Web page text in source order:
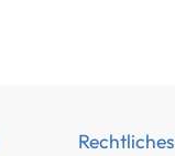
Rechtliches